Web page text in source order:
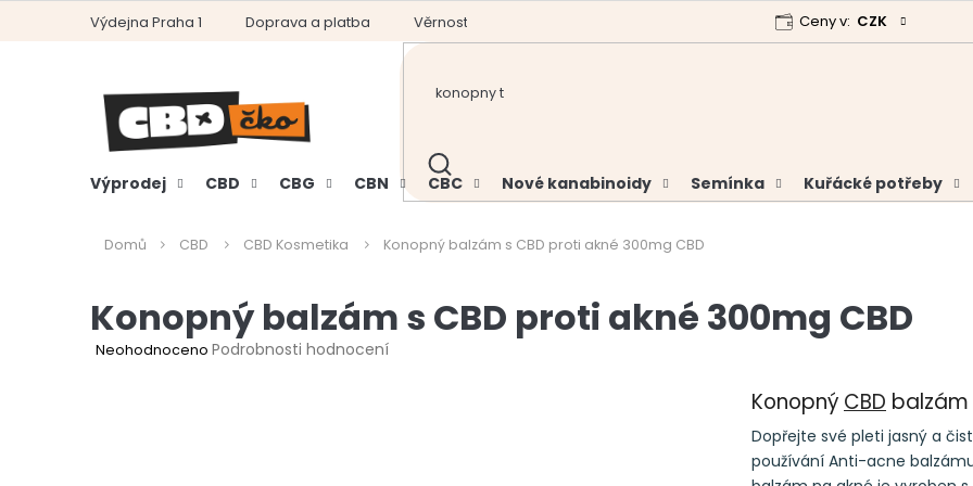
Výdejna Praha 1 Doprava a platba Věrnostní program Analýzy a certifikáty
Ceny v: CZK
HLEDAT
Výprodej
CBD CBG CBN CBC Nové kanabinoidy Semínka Kuřácké potřeby
Domů CBD CBD Kosmetika Konopný balzám s CBD proti akné 300mg CBD
Konopný balzám s CBD proti akné 300mg CBD
Průměrné
Neohodnoceno Podrobnosti hodnocení
Konopný CBD
Dopřejte své pleti jasný a
používání Anti-acne